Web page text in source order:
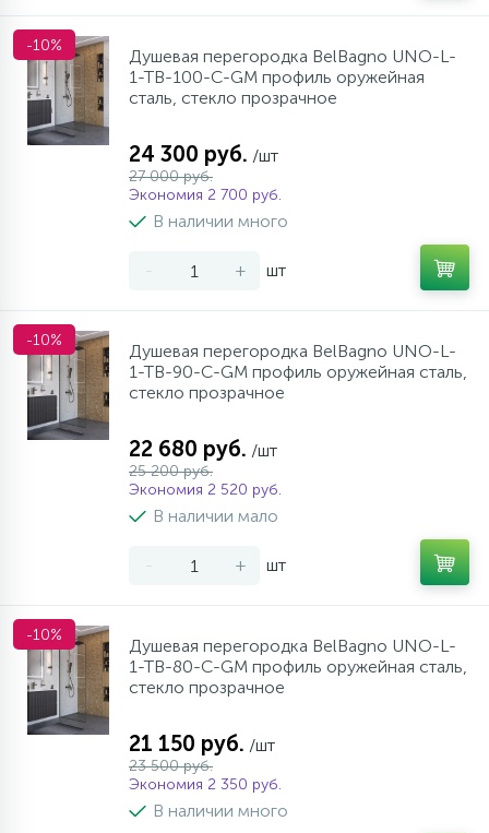
-10%
Душевая перегородка BelBagno UNO-L-
1-TB-100-C-GM профиль оружейная
сталь, стекло прозрачное
24 300 руб. /шт
27 000 руб.
Экономия 2 700 руб.
В наличии много
- + шт
-10%
Душевая перегородка BelBagno UNO-L-
1-TB-90-C-GM профиль оружейная сталь,
стекло прозрачное
22 680 руб. /шт
25 200 руб.
Экономия 2 520 руб.
В наличии мало
- + шт
-10%
Душевая перегородка BelBagno UNO-L-
1-TB-80-C-GM профиль оружейная сталь,
стекло прозрачное
21 150 руб. /шт
23 500 руб.
Экономия 2 350 руб.
В наличии много